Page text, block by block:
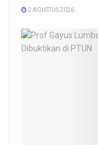
2 AGUSTUS 2026